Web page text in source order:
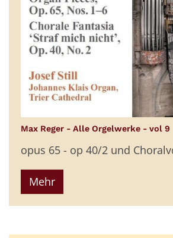
Max Reger - Alle Orgelwerke - vol 9
opus 65 - op 40/2 und
Mehr